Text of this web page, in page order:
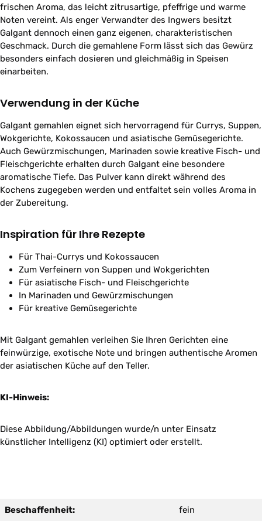
frischen Aroma, das leicht zitrusartige, pfeffrige und warme
Noten vereint. Als enger Verwandter des Ingwers besitzt
Galgant dennoch einen ganz eigenen, charakteristischen
Geschmack. Durch die gemahlene Form lässt sich das Gewürz
besonders einfach dosieren und gleichmäßig in Speisen
einarbeiten.
Verwendung in der Küche
Galgant gemahlen eignet sich hervorragend für Currys, Suppen,
Wokgerichte, Kokossaucen und asiatische Gemüsegerichte.
Auch Gewürzmischungen, Marinaden sowie kreative Fisch- und
Fleischgerichte erhalten durch Galgant eine besondere
aromatische Tiefe. Das Pulver kann direkt während des
Kochens zugegeben werden und entfaltet sein volles Aroma in
der Zubereitung.
Inspiration für Ihre Rezepte
Für Thai-Currys und Kokossaucen
Zum Verfeinern von Suppen und Wokgerichten
Für asiatische Fisch- und Fleischgerichte
In Marinaden und Gewürzmischungen
Für kreative Gemüsegerichte
Mit Galgant gemahlen verleihen Sie Ihren Gerichten eine
feinwürzige, exotische Note und bringen authentische Aromen
der asiatischen Küche auf den Teller.
KI-Hinweis:
Diese Abbildung/Abbildungen wurde/n unter Einsatz
künstlicher Intelligenz (KI) optimiert oder erstellt.
Beschaffenheit: fein